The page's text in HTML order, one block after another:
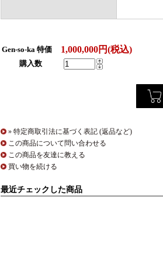
Gen-so-ka 特価 1,000,000円(税込)
購入数
» 特定商取引法に基づく表記 (返品など)
この商品について問い合わせる
この商品を友達に教える
買い物を続ける
最近チェックした商品